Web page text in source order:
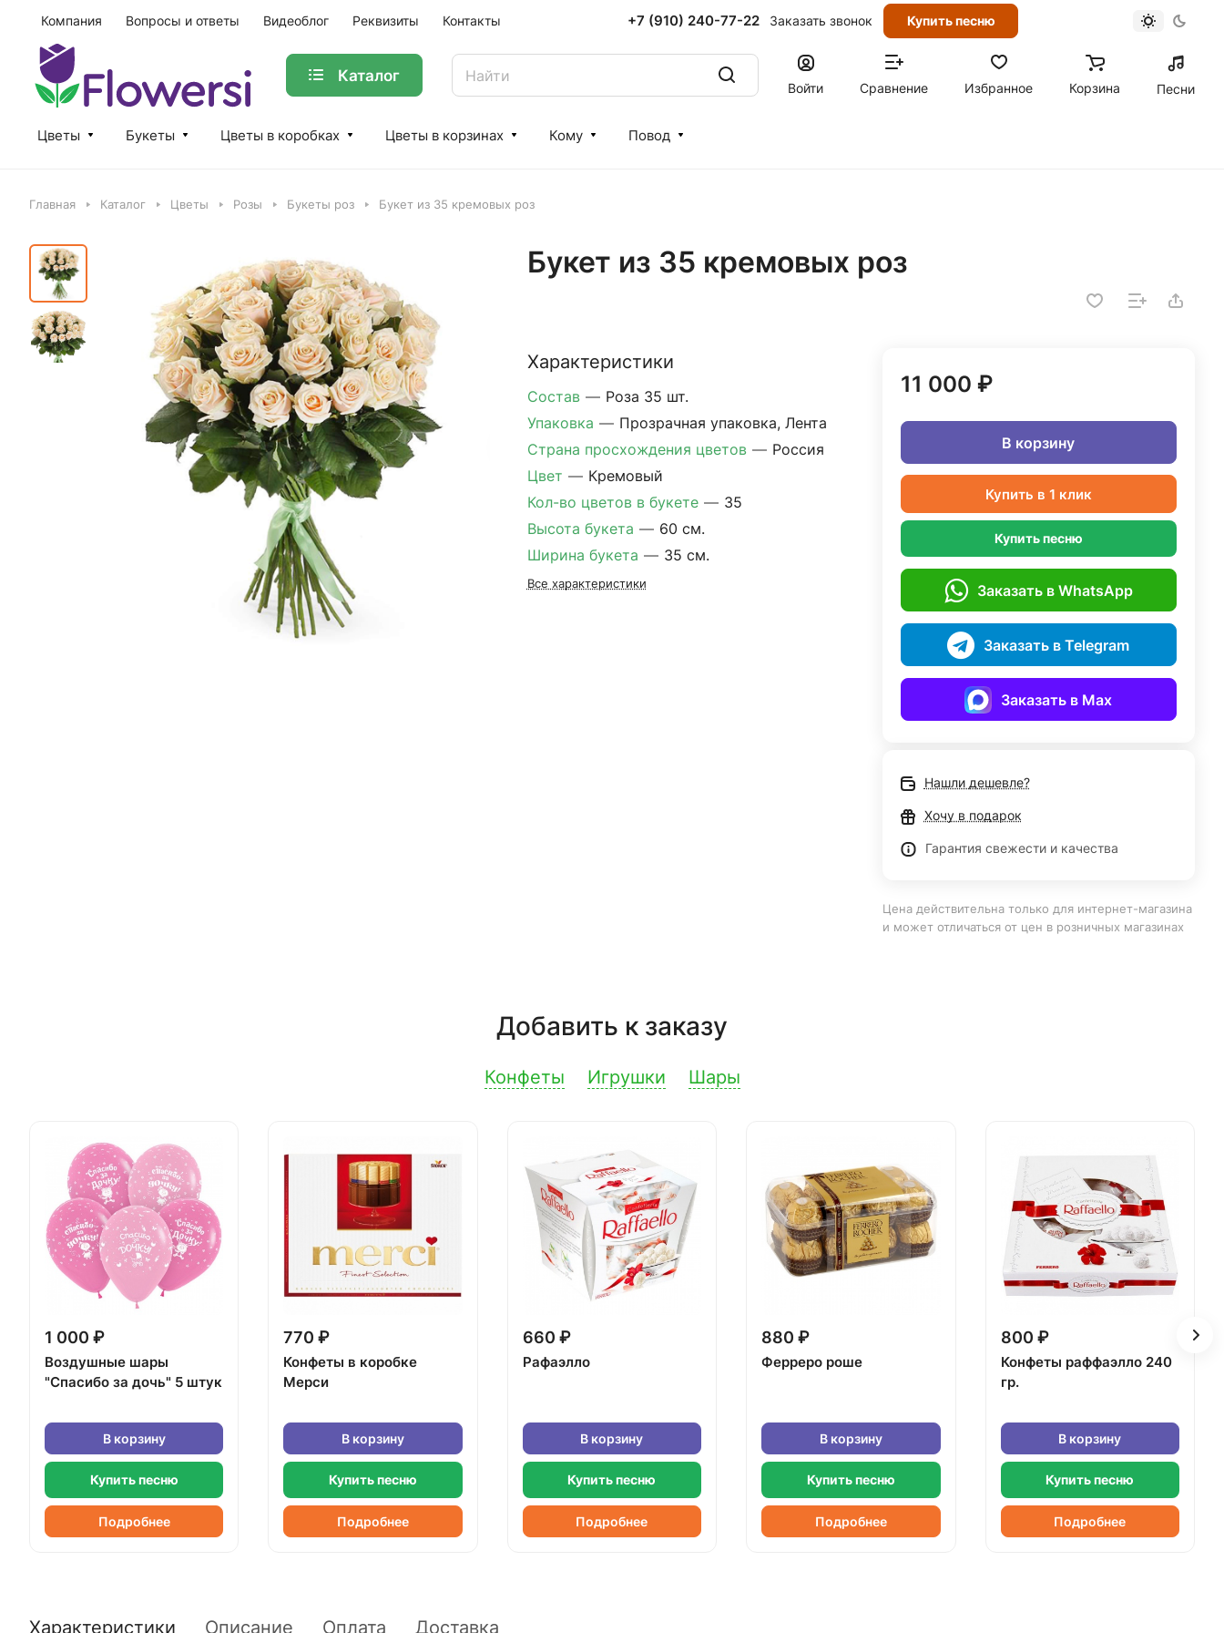
Компания Вопросы и ответы Видеоблог Реквизиты Контакты +7 (910) 240-77-22 Заказать звонок Купить песню
Каталог
Войти Сравнение Избранное Корзина Песни
Цветы Букеты Цветы в коробках Цветы в корзинах Кому Повод
Главная Каталог Цветы Розы Букеты роз Букет из 35 кремовых роз
Букет из 35 кремовых роз
Характеристики
Состав — Роза 35 шт.
Упаковка — Прозрачная упаковка, Лента
Страна просхождения цветов — Россия
Цвет — Кремовый
Кол-во цветов в букете — 35
Высота букета — 60 см.
Ширина букета — 35 см.
Все характеристики
11 000 ₽
В корзину
Купить в 1 клик
Купить песню
Заказать в WhatsApp
Заказать в Telegram
Заказать в Max
Нашли дешевле?
Хочу в подарок
Гарантия свежести и качества
Цена действительна только для интернет-магазина
и может отличаться от цен в розничных магазинах
Добавить к заказу
Конфеты Игрушки Шары
1 000 ₽
Воздушные шары
"Спасибо за дочь" 5 штук
В корзину
Купить песню
Подробнее
770 ₽
Конфеты в коробке
Мерси
В корзину
Купить песню
Подробнее
660 ₽
Рафаэлло
В корзину
Купить песню
Подробнее
880 ₽
Ферреро роше
В корзину
Купить песню
Подробнее
800 ₽
Конфеты раффаэлло 240
гр.
В корзину
Купить песню
Подробнее
Характеристики Описание Оплата Доставка